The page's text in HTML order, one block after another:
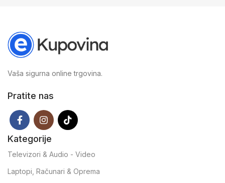
Vaša sigurna online trgovina.
Pratite nas
Kategorije
Televizori & Audio - Video
Laptopi, Računari & Oprema